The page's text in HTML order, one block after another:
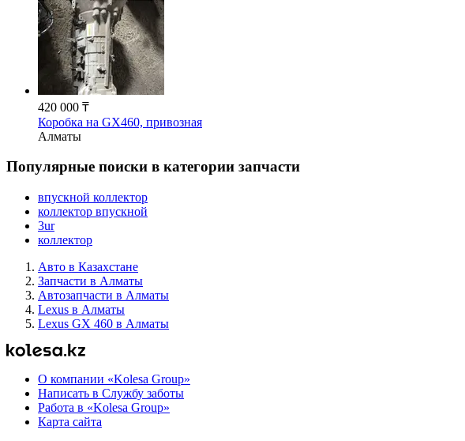
420 000 ₸
Коробка на GX460, привозная
Алматы
Популярные поиски в категории запчасти
впускной коллектор
коллектор впускной
3ur
коллектор
Авто в Казахстане
Запчасти в Алматы
Автозапчасти в Алматы
Lexus в Алматы
Lexus GX 460 в Алматы
О компании «Kolesa Group»
Написать в Службу заботы
Работа в «Kolesa Group»
Карта сайта